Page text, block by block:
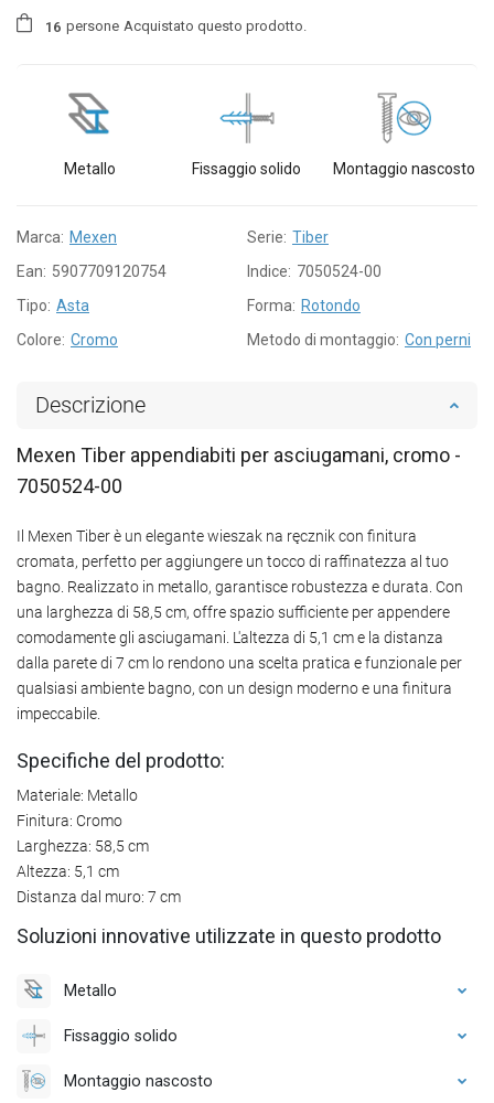
1 6 persone Acquistato questo prodotto.
Metallo Fissaggio solido Montaggio nascosto
Marca: Mexen Serie: Tiber
Ean: 5907709120754 Indice: 7050524-00
Tipo: Asta Forma: Rotondo
Colore: Cromo Metodo di montaggio: Con perni
Descrizione
Mexen Tiber appendiabiti per asciugamani, cromo -
7050524-00
Il Mexen Tiber è un elegante wieszak na ręcznik con finitura
cromata, perfetto per aggiungere un tocco di raffinatezza al tuo
bagno. Realizzato in metallo, garantisce robustezza e durata. Con
una larghezza di 58,5 cm, offre spazio sufficiente per appendere
comodamente gli asciugamani. L'altezza di 5,1 cm e la distanza
dalla parete di 7 cm lo rendono una scelta pratica e funzionale per
qualsiasi ambiente bagno, con un design moderno e una finitura
impeccabile.
Specifiche del prodotto:
Materiale: Metallo
Finitura: Cromo
Larghezza: 58,5 cm
Altezza: 5,1 cm
Distanza dal muro: 7 cm
Soluzioni innovative utilizzate in questo prodotto
Metallo
Fissaggio solido
Montaggio nascosto